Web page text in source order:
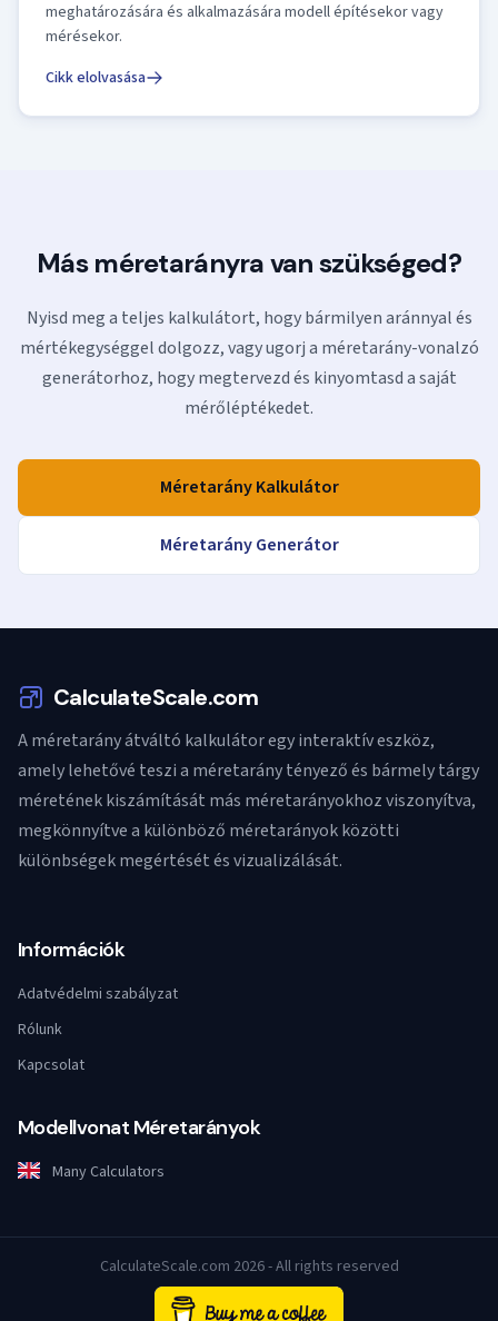
meghatározására és alkalmazására modell építésekor vagy
mérésekor.
Cikk elolvasása
Más méretarányra van szükséged?
Nyisd meg a teljes kalkulátort, hogy bármilyen aránnyal és
mértékegységgel dolgozz, vagy ugorj a méretarány-vonalzó
generátorhoz, hogy megtervezd és kinyomtasd a saját
mérőléptékedet.
Méretarány Kalkulátor
Méretarány Generátor
CalculateScale.com
A méretarány átváltó kalkulátor egy interaktív eszköz,
amely lehetővé teszi a méretarány tényező és bármely tárgy
méretének kiszámítását más méretarányokhoz viszonyítva,
megkönnyítve a különböző méretarányok közötti
különbségek megértését és vizualizálását.
Információk
Adatvédelmi szabályzat
Rólunk
Kapcsolat
Modellvonat Méretarányok
Many Calculators
CalculateScale.com 2026 - All rights reserved